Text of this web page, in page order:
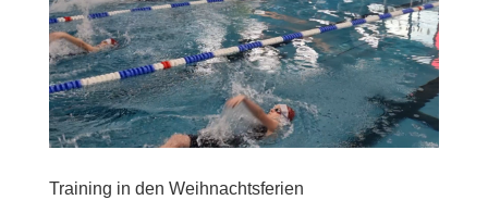
Training in den Weihnachtsferien